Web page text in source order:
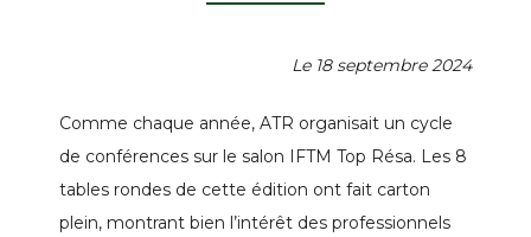
Le 18 septembre 2024
Comme chaque année, ATR organisait un cycle
de conférences sur le salon IFTM Top Résa. Les 8
tables rondes de cette édition ont fait carton
plein, montrant bien l’intérêt des professionnels